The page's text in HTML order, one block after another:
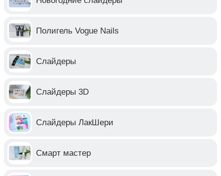
Полигель Vogue Nails
Слайдеры
Слайдеры 3D
Слайдеры ЛакШери
Смарт мастер